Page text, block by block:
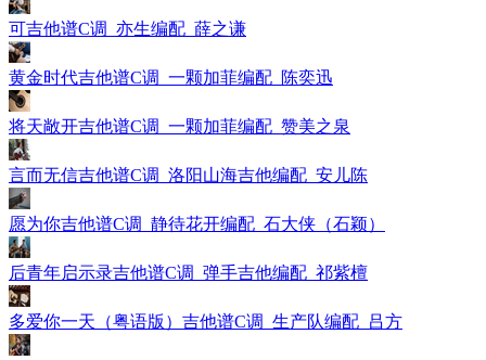
可吉他谱C调_亦生编配_薛之谦
黄金时代吉他谱C调_一颗加菲编配_陈奕迅
将天敞开吉他谱C调_一颗加菲编配_赞美之泉
言而无信吉他谱C调_洛阳山海吉他编配_安儿陈
愿为你吉他谱C调_静待花开编配_石大侠（石颖）
后青年启示录吉他谱C调_弹手吉他编配_祁紫檀
多爱你一天（粤语版）吉他谱C调_生产队编配_吕方